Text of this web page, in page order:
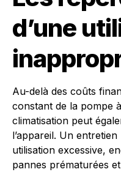
d’une
Au-delà des coûts
constant de la pompe
climatisation peut
l’appareil. Un
utilisation excessive,
pannes prématurées